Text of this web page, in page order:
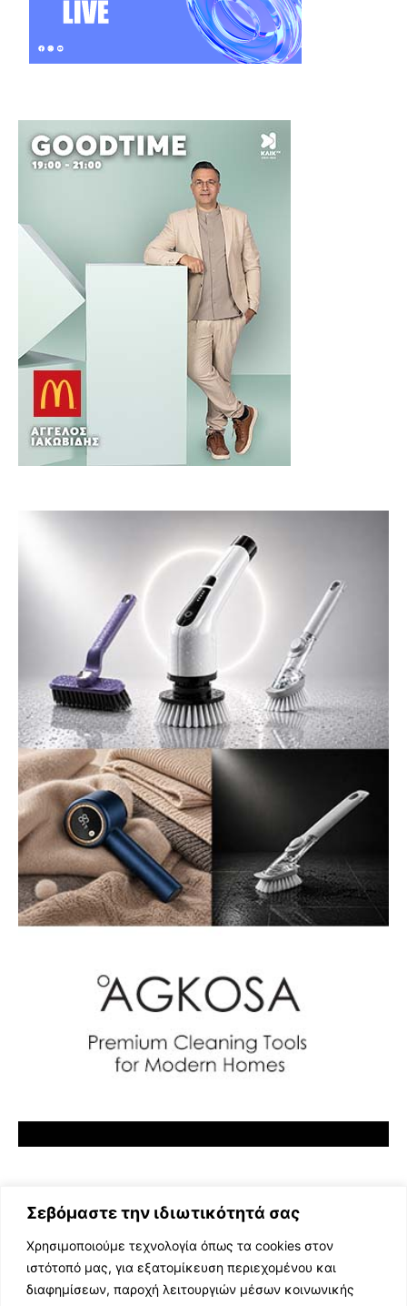
Σεβόμαστε την ιδιωτικότητά σας
Χρησιμοποιούμε τεχνολογία όπως τα cookies στον
ιστότοπό μας, για εξατομίκευση περιεχομένου και
διαφημίσεων, παροχή λειτουργιών μέσων κοινωνικής
ΕΛΛΗΝΙΚΗ ΜΟΥΣΙΚΗ